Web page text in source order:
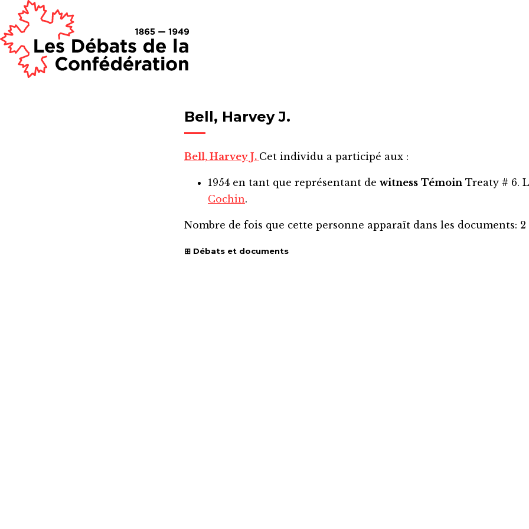
Bell, Harvey J.
Bell, Harvey J. Cet individu a participé aux :
1954 en tant que représentant de witness Témoin Treaty # 6.
Cochin.
Nombre de fois que cette personne apparaît dans les documents: 2
Débats et documents